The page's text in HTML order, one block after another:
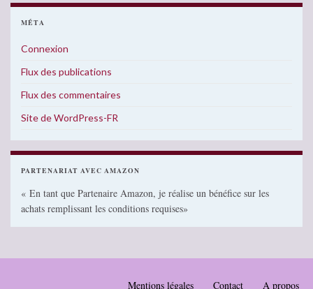
MÉTA
Connexion
Flux des publications
Flux des commentaires
Site de WordPress-FR
PARTENARIAT AVEC AMAZON
« En tant que Partenaire Amazon, je réalise un bénéfice sur les
achats remplissant les conditions requises»
Mentions légales Contact A propos